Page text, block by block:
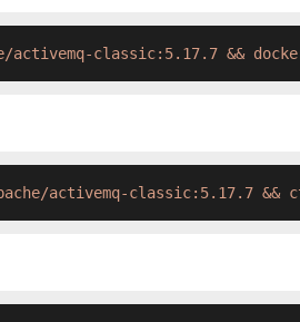
activemq-classic:5.17.7 &&
activemq-classic:5.17.7